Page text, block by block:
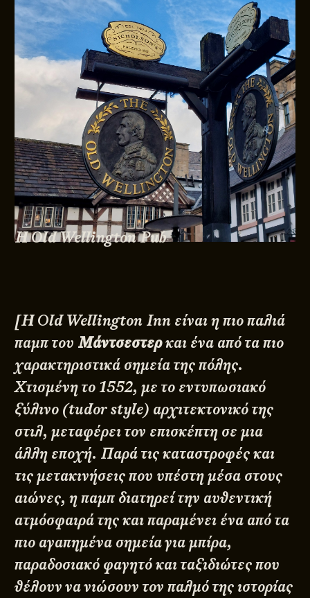
Η Old Wellington Pub
[Η Old Wellington Inn είναι η πιο παλιά
παμπ του Μάντσεστερκαι ένα από τα πιο
χαρακτηριστικά σημεία της πόλης.
Χτισμένη το 1552, με το εντυπωσιακό
ξύλινο (tudor style) αρχιτεκτονικό της
στιλ, μεταφέρει τον επισκέπτη σε μια
άλλη εποχή. Παρά τις καταστροφές και
τις μετακινήσεις που υπέστη μέσα στους
αιώνες, η παμπ διατηρεί την αυθεντική
ατμόσφαιρά της και παραμένει ένα από τα
πιο αγαπημένα σημεία για μπίρα,
παραδοσιακό φαγητό και ταξιδιώτες που
θέλουν να νιώσουν τον παλμό της ιστορίας